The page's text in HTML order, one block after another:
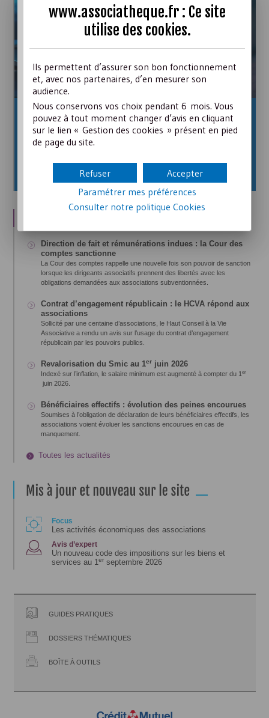
La cartographie des risques de l’association : un
outil à faire vivre
La cartographie des risques est le pilier du dispositif
d’amélioration continue de l’association. Quelles sont les
cartographie, en assurer un suivi régulier... ?
Lire les conseils de notre expert
Direction de fait et rémunérations indues : la Cour des
comptes sanctionne
La Cour des comptes rappelle une nouvelle fois son pouvoir de sanction
lorsque les dirigeants associatifs prennent des libertés avec les
obligations demandées aux associations subventionnées.
Contrat d’engagement républicain : le HCVA répond aux
associations
Sollicité par une centaine d’associations, le Haut Conseil à la Vie
Associative a rendu un avis sur l’usage du contrat d’engagement
républicain par les pouvoirs publics.
Revalorisation du Smic au 1er juin 2026
Indexé sur l’inflation, le salaire minimum est augmenté à compter du 1 er
juin 2026.
Bénéficiaires effectifs : évolution des peines encourues
Soumises à l’obligation de déclaration de leurs bénéficiaires effectifs, les
associations voient évoluer les sanctions encourues en cas de
manquement.
Toutes les actualités
Focus
Les activités économiques des associations
Avis d’expert
Un nouveau code des impositions sur les biens et
services au 1er septembre 2026
GUIDES PRATIQUES
DOSSIERS THÉMATIQUES
BOÎTE À OUTILS
www.associatheque.fr : Ce site
utilise des cookies.
Ils permettent d’assurer son bon fonctionnement
et, avec nos partenaires, d’en mesurer son
audience.
Nous conservons vos choix pendant 6 mois. Vous
pouvez à tout moment changer d’avis en cliquant
sur le lien « Gestion des cookies » présent en pied
de page du site.
Accepter
Refuser
Paramétrer mes préférences
Consulter notre politiqueCookies